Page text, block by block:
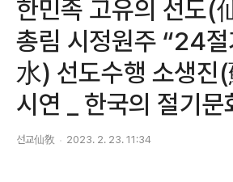
한민족 고유의 선도(
총림 시정원주 “24
水) 선도수행 소생
시연 _ 한국의 절기문
선교仙敎 2023. 2. 23. 11:34